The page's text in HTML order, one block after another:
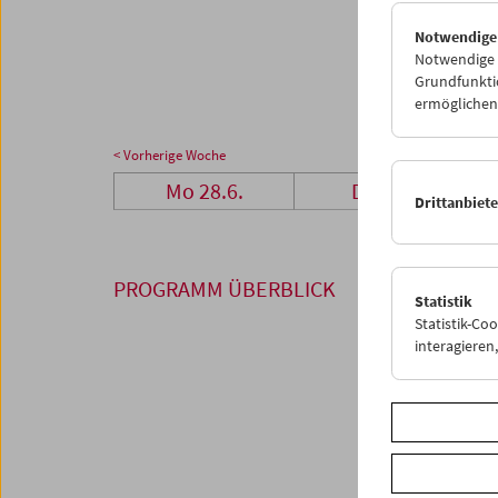
02
< Vorherige Woche
Mo 28.6. Di 29.6.
PROGRAMM ÜBERBLICK
Notwendige
Statistik
Statistik-